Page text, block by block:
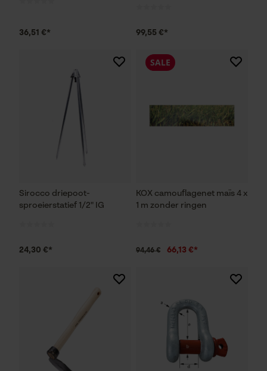
36,51 €* 99,55 €*
Sirocco driepoot-
sproeierstatief 1/2" IG
24,30 €*
KOX camouflagenet maïs 4 x
1 m zonder ringen
SALE
94,46 € 66,13 €*